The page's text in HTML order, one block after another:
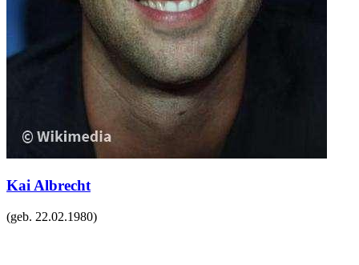
Kai Albrecht
(geb. 22.02.1980)